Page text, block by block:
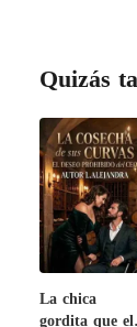
Quizás
La chica
gordita que el